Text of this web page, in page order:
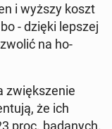
i wyższy koszt
- dzięki lepszej
na ho­
zwięk­sze­nie
że ich
proc. badanych.